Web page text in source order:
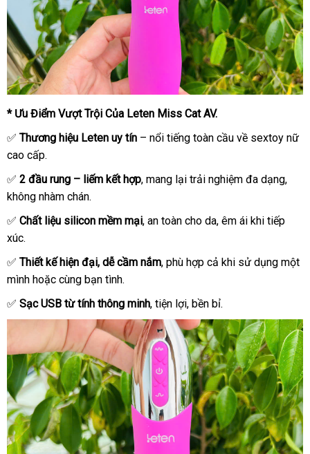
* Ưu Điểm Vượt Trội Của Leten Miss Cat AV.
✅ Thương hiệu Leten uy tín – nổi tiếng toàn cầu về sextoy nữ
cao cấp.
✅ 2 đầu rung – liếm kết hợp, mang lại trải nghiệm đa dạng,
không nhàm chán.
✅ Chất liệu silicon mềm mại, an toàn cho da, êm ái khi tiếp
xúc.
✅ Thiết kế hiện đại, dễ cầm nắm, phù hợp cả khi sử dụng một
mình hoặc cùng bạn tình.
✅ Sạc USB từ tính thông minh, tiện lợi, bền bỉ.